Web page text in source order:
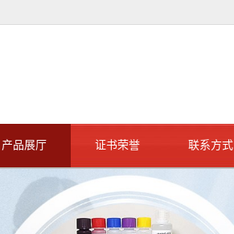
产品展厅 证书荣誉 联系方式